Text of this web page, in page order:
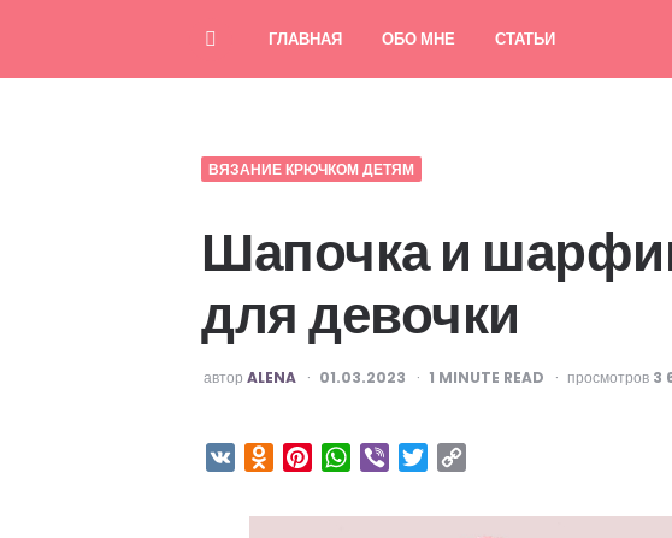
ГЛАВНАЯ ОБО МНЕ СТАТЬИ
ВЯЗАНИЕ КРЮЧКОМ ДЕТЯМ
Шапочка и
для девочки
ОПУБЛИКОВАНО
автор ALENA 01.03.2023 1 MINUTE READ просмотров 3
VK Odnoklassniki
PinterestWhatsApp
Viber Twitter